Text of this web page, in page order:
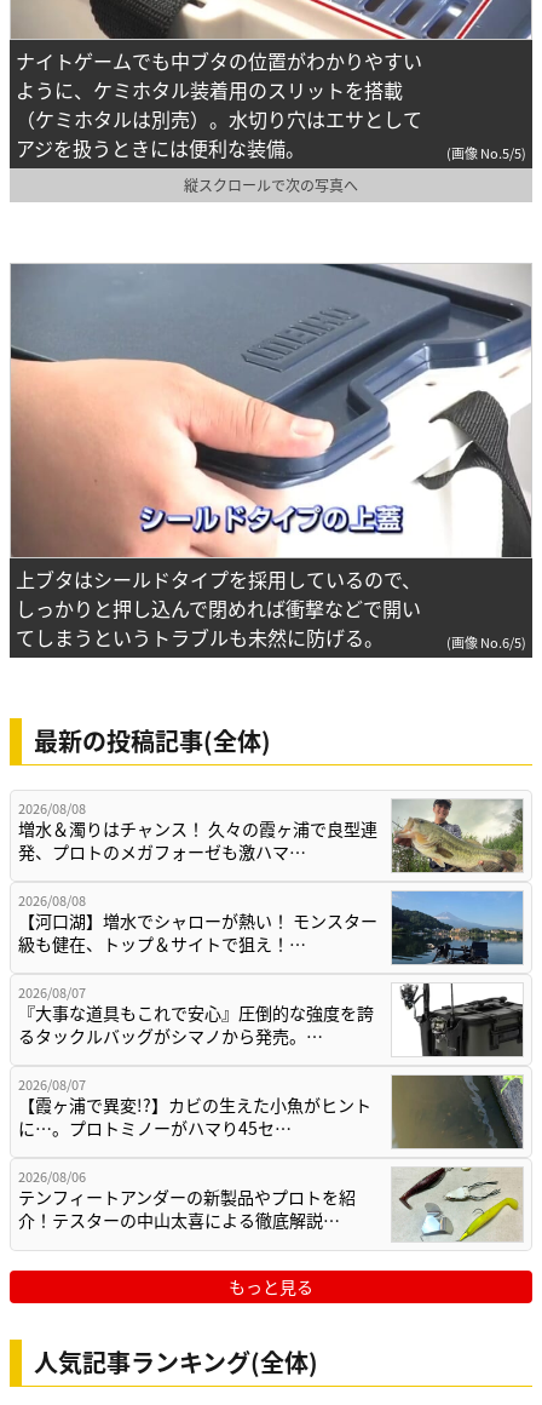
ナイトゲームでも中ブタの位置がわかりやすい
ように、ケミホタル装着用のスリットを搭載
（ケミホタルは別売）。水切り穴はエサとして
アジを扱うときには便利な装備。
(画像 No.5/5)
縦スクロールで次の写真へ
上ブタはシールドタイプを採用しているので、
しっかりと押し込んで閉めれば衝撃などで開い
てしまうというトラブルも未然に防げる。
(画像 No.6/5)
最新の投稿記事(全体)
2026/08/08
増水＆濁りはチャンス！ 久々の霞ヶ浦で良型連
発、プロトのメガフォーゼも激ハマ…
2026/08/08
【河口湖】増水でシャローが熱い！ モンスター
級も健在、トップ＆サイトで狙え！…
2026/08/07
『大事な道具もこれで安心』圧倒的な強度を誇
るタックルバッグがシマノから発売。…
2026/08/07
【霞ヶ浦で異変!?】カビの生えた小魚がヒント
に…。プロトミノーがハマり45セ…
2026/08/06
テンフィートアンダーの新製品やプロトを紹
介！テスターの中山太喜による徹底解説…
もっと見る
人気記事ランキング(全体)